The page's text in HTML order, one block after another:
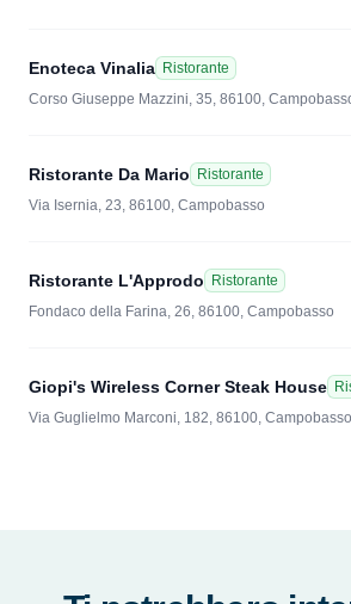
Enoteca Vinalia Ristorante
Corso Giuseppe Mazzini, 35, 86100,
Ristorante Da Mario
Ristorante
Via Isernia, 23, 86100, Campobasso
Ristorante L'Approdo
Ristorante
Fondaco della Farina, 26, 86100, Campobasso
Giopi's Wireless Corner Steak House
Via Guglielmo Marconi, 182, 86100, Campobasso